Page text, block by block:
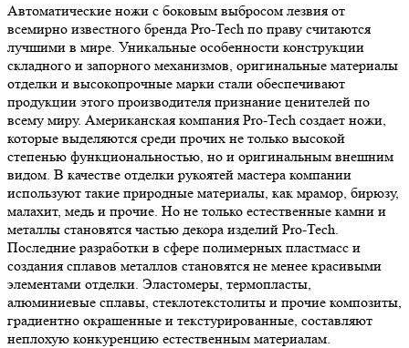
Автоматические ножи с боковым выбросом лезвия от
всемирно известного бренда Pro-Tech по праву считаются
лучшими в мире. Уникальные особенности конструкции
складного и запорного механизмов, оригинальные материалы
отделки и высокопрочные марки стали обеспечивают
продукции этого производителя признание ценителей по
всему миру. Американская компания Pro-Tech создает ножи,
которые выделяются среди прочих не только высокой
степенью функциональностью, но и оригинальным внешним
видом. В качестве отделки рукоятей мастера компании
используют такие природные материалы, как мрамор, бирюзу,
малахит, медь и прочие. Но не только естественные камни и
металлы становятся частью декора изделий Pro-Tech.
Последние разработки в сфере полимерных пластмасс и
создания сплавов металлов становятся не менее красивыми
элементами отделки. Эластомеры, термопласты,
алюминиевые сплавы, стеклотекстолиты и прочие композиты,
градиентно окрашенные и текстурированные, составляют
неплохую конкуренцию естественным материалам.